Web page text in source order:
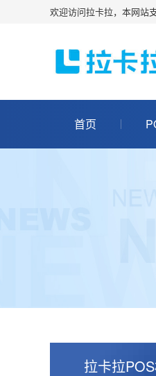
欢迎访问拉卡拉，本网站
首页
拉卡拉